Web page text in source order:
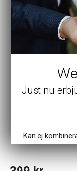
Astrid
Just nu
Kan ej